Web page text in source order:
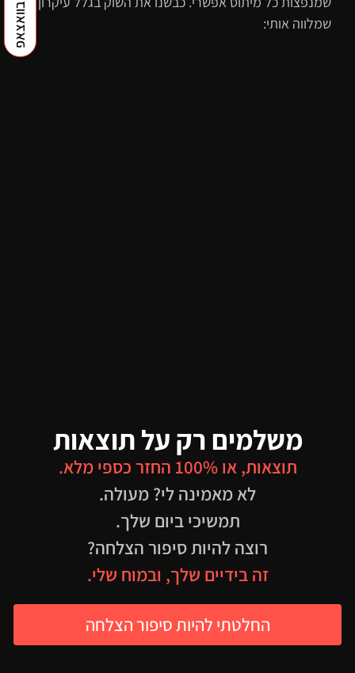
שמלווה אותי:
משלמים רק על תוצאות
תוצאות, או 100% החזר כספי מלא.
לא מאמינה לי? מעולה.
תמשיכי ביום שלך.
רוצה להיות סיפור הצלחה?
זה בידיים שלך, ובמוח שלי.
החלטתי להיות סיפור הצלחה